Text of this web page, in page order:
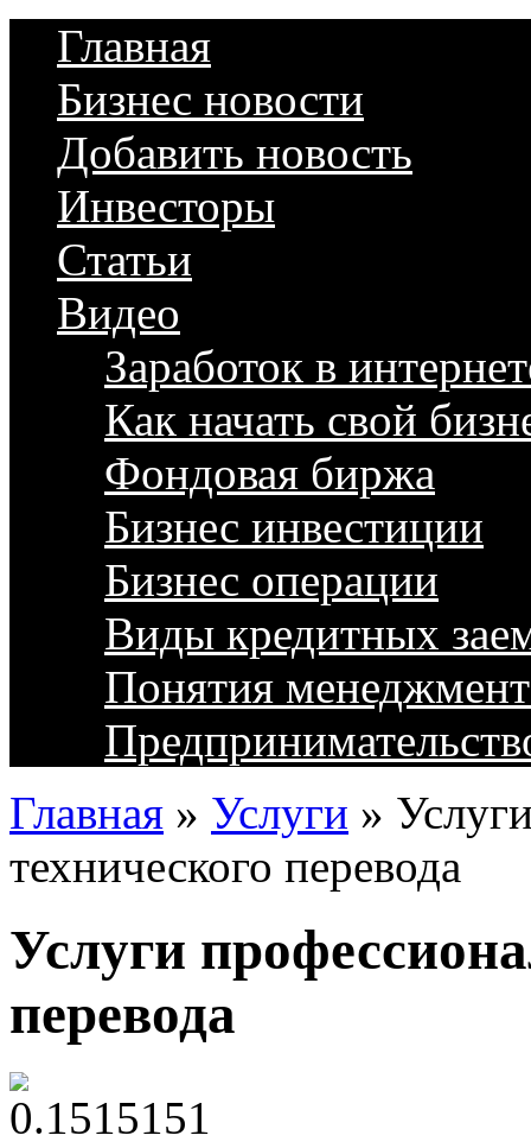
Главная
Бизнес новости
Добавить новость
Инвесторы
Статьи
Видео
Заработок в
Как начать свой
Фондовая биржа
Бизнес инвестиции
Бизнес операции
Виды кредитных
Понятия
Главная » Услуги »
технического перевода
Услуги
перевода